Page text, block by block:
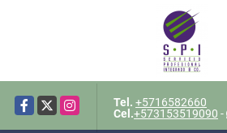
Facebook
X Instagram Tel. +5716582660
Cel.+573153519090 -